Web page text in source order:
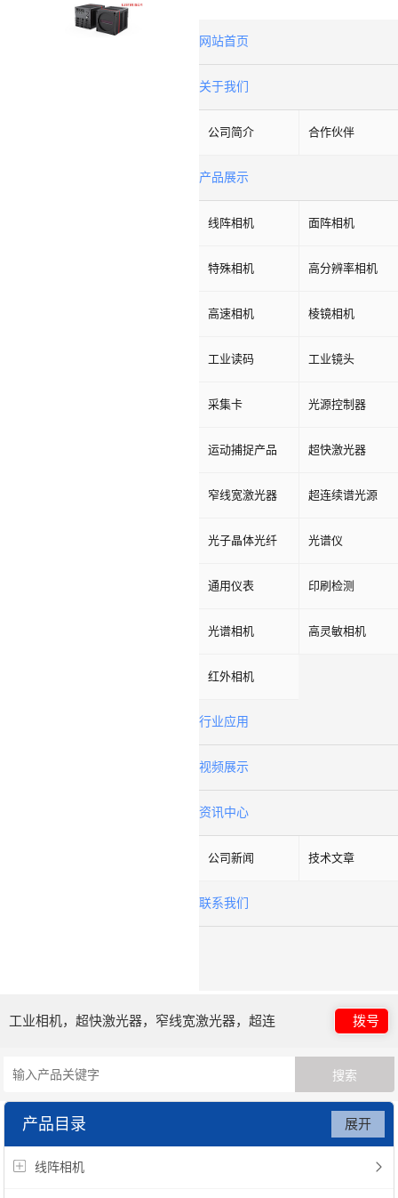
网站首页
关于我们
公司简介 合作伙伴
产品展示
线阵相机 面阵相机
特殊相机 高分辨率相机
高速相机 棱镜相机
工业读码 工业镜头
采集卡 光源控制器
运动捕捉产品 超快激光器
窄线宽激光器 超连续谱光源
光子晶体光纤 光谱仪
通用仪表 印刷检测
光谱相机 高灵敏相机
红外相机
行业应用
视频展示
资讯中心
公司新闻 技术文章
联系我们
工业相机，超快激光器，窄线宽激光器，超连
续谱光源，光子晶体光纤
拨号
产品目录
线阵相机
展开